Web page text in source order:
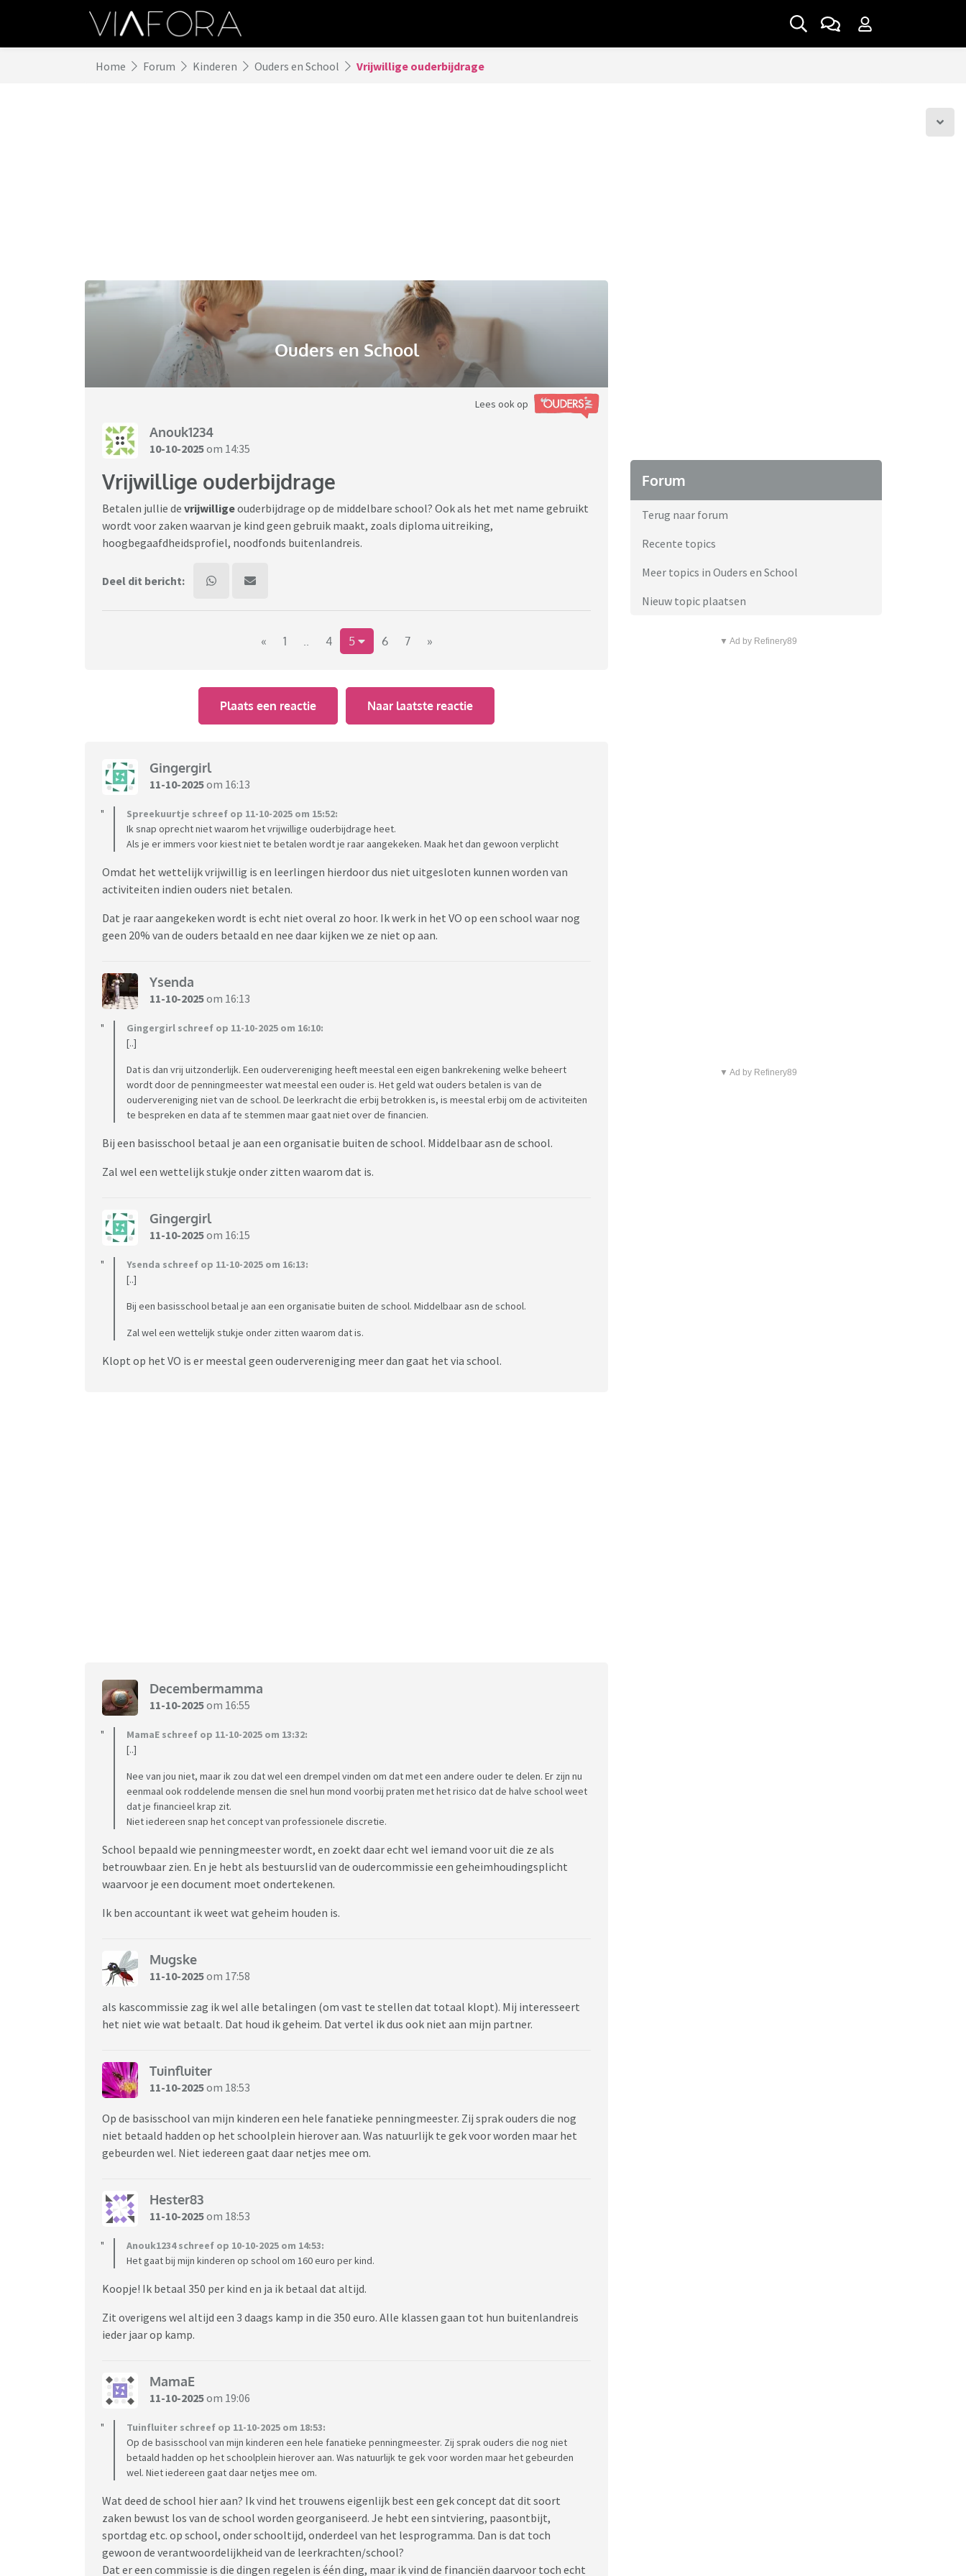
Home Forum Kinderen Ouders en School Vrijwillige ouderbijdrage
Ouders en School
Lees ook op
Anouk1234
10-10-2025om 14:35
Vrijwillige ouderbijdrage
Betalen jullie de vrijwilligeouderbijdrage op de middelbare school? Ook als het met name gebruikt
wordt voor zaken waarvan je kind geen gebruik maakt, zoals diploma uitreiking,
hoogbegaafdheidsprofiel, noodfonds buitenlandreis.
Deel dit bericht:
« 1 .. 4 5 6 7 »
Plaats een reactie Naar laatste reactie
Gingergirl
11-10-2025om 16:13
Spreekuurtje schreef op 11-10-2025 om 15:52:
Ik snap oprecht niet waarom het vrijwillige ouderbijdrage heet.
Als je er immers voor kiest niet te betalen wordt je raar aangekeken. Maak het dan gewoon verplicht
Omdat het wettelijk vrijwillig is en leerlingen hierdoor dus niet uitgesloten kunnen worden van
activiteiten indien ouders niet betalen.
Dat je raar aangekeken wordt is echt niet overal zo hoor. Ik werk in het VO op een school waar nog
geen 20% van de ouders betaald en nee daar kijken we ze niet op aan.
Ysenda
11-10-2025om 16:13
Gingergirl schreef op 11-10-2025 om 16:10:
[..]
Dat is dan vrij uitzonderlijk. Een oudervereniging heeft meestal een eigen bankrekening welke beheert
wordt door de penningmeester wat meestal een ouder is. Het geld wat ouders betalen is van de
oudervereniging niet van de school. De leerkracht die erbij betrokken is, is meestal erbij om de activiteiten
te bespreken en data af te stemmen maar gaat niet over de financien.
Bij een basisschool betaal je aan een organisatie buiten de school. Middelbaar asn de school.
Zal wel een wettelijk stukje onder zitten waarom dat is.
Gingergirl
11-10-2025om 16:15
Ysenda schreef op 11-10-2025 om 16:13:
[..]
Bij een basisschool betaal je aan een organisatie buiten de school. Middelbaar asn de school.
Zal wel een wettelijk stukje onder zitten waarom dat is.
Klopt op het VO is er meestal geen oudervereniging meer dan gaat het via school.
Decembermamma
11-10-2025om 16:55
MamaE schreef op 11-10-2025 om 13:32:
[..]
Nee van jou niet, maar ik zou dat wel een drempel vinden om dat met een andere ouder te delen. Er zijn nu
eenmaal ook roddelende mensen die snel hun mond voorbij praten met het risico dat de halve school weet
dat je financieel krap zit.
Niet iedereen snap het concept van professionele discretie.
School bepaald wie penningmeester wordt, en zoekt daar echt wel iemand voor uit die ze als
betrouwbaar zien. En je hebt als bestuurslid van de oudercommissie een geheimhoudingsplicht
waarvoor je een document moet ondertekenen.
Ik ben accountant ik weet wat geheim houden is.
Mugske
11-10-2025om 17:58
als kascommissie zag ik wel alle betalingen (om vast te stellen dat totaal klopt). Mij interesseert
het niet wie wat betaalt. Dat houd ik geheim. Dat vertel ik dus ook niet aan mijn partner.
Tuinfluiter
11-10-2025om 18:53
Op de basisschool van mijn kinderen een hele fanatieke penningmeester. Zij sprak ouders die nog
niet betaald hadden op het schoolplein hierover aan. Was natuurlijk te gek voor worden maar het
gebeurden wel. Niet iedereen gaat daar netjes mee om.
Hester83
11-10-2025om 18:53
Anouk1234 schreef op 10-10-2025 om 14:53:
Het gaat bij mijn kinderen op school om 160 euro per kind.
Koopje! Ik betaal 350 per kind en ja ik betaal dat altijd.
Zit overigens wel altijd een 3 daags kamp in die 350 euro. Alle klassen gaan tot hun buitenlandreis
ieder jaar op kamp.
MamaE
11-10-2025om 19:06
Tuinfluiter schreef op 11-10-2025 om 18:53:
Op de basisschool van mijn kinderen een hele fanatieke penningmeester. Zij sprak ouders die nog niet
betaald hadden op het schoolplein hierover aan. Was natuurlijk te gek voor worden maar het gebeurden
wel. Niet iedereen gaat daar netjes mee om.
Wat deed de school hier aan? Ik vind het trouwens eigenlijk best een gek concept dat dit soort
zaken bewust los van de school worden georganiseerd. Je hebt een sintviering, paasontbijt,
sportdag etc. op school, onder schooltijd, onderdeel van het lesprogramma. Dan is dat toch
gewoon de verantwoordelijkheid van de leerkrachten/school?
Dat er een commissie is die dingen regelen is één ding, maar ik vind de financiën daarvoor toch echt
Forum
Terug naar forum
Recente topics
Meer topics in Ouders en School
Nieuw topic plaatsen
▼ Ad by Refinery89
▼ Ad by Refinery89